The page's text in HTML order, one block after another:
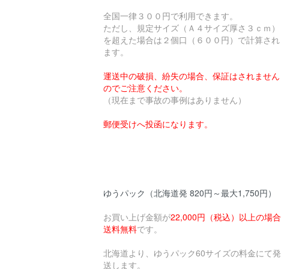
全国一律３００円で利用できます。
ただし、規定サイズ（Ａ４サイズ厚さ３ｃｍ）
を超えた場合は２個口（６００円）で計算され
ます。
運送中の破損、紛失の場合、保証はされません
のでご注意ください。
（現在まで事故の事例はありません）
郵便受けへ投函になります。
ゆうパック（北海道発 820円～最大1,750円）
お買い上げ金額が22,000円（税込）以上の場合
送料無料です。
北海道より、ゆうパック60サイズの料金にて発
送します。